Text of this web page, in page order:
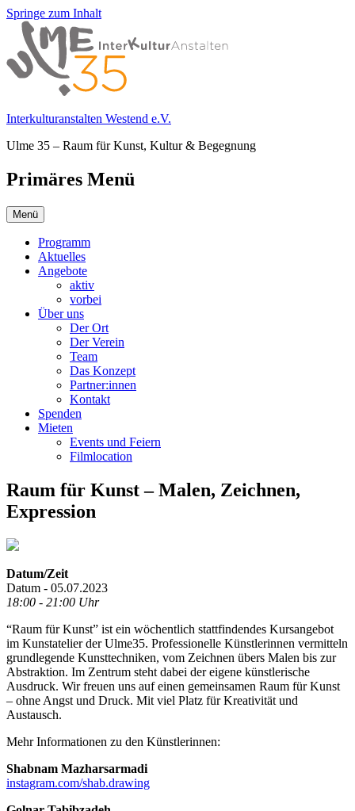
Springe zum Inhalt
Interkulturanstalten Westend e.V.
Ulme 35 – Raum für Kunst, Kultur & Begegnung
Primäres Menü
Menü
Programm
Aktuelles
Angebote
aktiv
vorbei
Über uns
Der Ort
Der Verein
Team
Das Konzept
Partner:innen
Kontakt
Spenden
Mieten
Events und Feiern
Filmlocation
Raum für Kunst – Malen, Zeichnen,
Expression
Datum/Zeit
Datum - 05.07.2023
18:00 - 21:00 Uhr
“Raum für Kunst” ist ein wöchentlich stattfindendes Kursangebot
im Kunstatelier der Ulme35. Professionelle Künstlerinnen vermitteln
grundlegende Kunsttechniken, vom Zeichnen übers Malen bis zur
Abstraktion. Im Zentrum steht dabei der eigene künstlerische
Ausdruck. Wir freuen uns auf einen gemeinsamen Raum für Kunst
– ohne Angst und Druck. Mit viel Platz für Kreativität und
Austausch.
Mehr Informationen zu den Künstlerinnen:
Shabnam Mazharsarmadi
instagram.com/shab.drawing